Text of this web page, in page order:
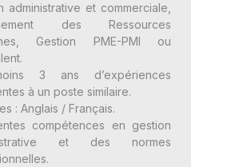
administrative et commerciale,
des Ressources
Gestion PME-PMI ou
3 ans d’expériences
à un poste similaire.
: Anglais / Français.
compétences en gestion
et des normes